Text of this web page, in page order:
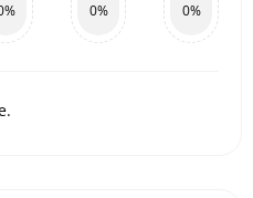
0% 0%